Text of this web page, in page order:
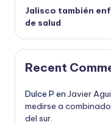
Jalisco también
de salud
Recent
Dulce P en Javier
medirse a
del sur.